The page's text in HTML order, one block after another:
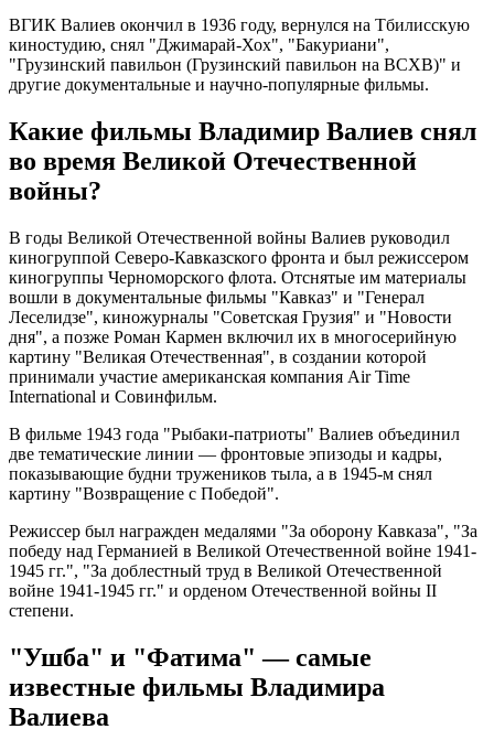
ВГИК Валиев окончил в 1936 году, вернулся на Тбилисскую
киностудию, снял "Джимарай-Хох", "Бакуриани",
"Грузинский павильон (Грузинский павильон на ВСХВ)" и
другие документальные и научно-популярные фильмы.
Какие фильмы Владимир Валиев снял
во время Великой Отечественной
войны?
В годы Великой Отечественной войны Валиев руководил
киногруппой Северо-Кавказского фронта и был режиссером
киногруппы Черноморского флота. Отснятые им материалы
вошли в документальные фильмы "Кавказ" и "Генерал
Леселидзе", киножурналы "Советская Грузия" и "Новости
дня", а позже Роман Кармен включил их в многосерийную
картину "Великая Отечественная", в создании которой
принимали участие американская компания Air Time
International и Совинфильм.
В фильме 1943 года "Рыбаки-патриоты" Валиев объединил
две тематические линии — фронтовые эпизоды и кадры,
показывающие будни тружеников тыла, а в 1945-м снял
картину "Возвращение с Победой".
Режиссер был награжден медалями "За оборону Кавказа", "За
победу над Германией в Великой Отечественной войне 1941-
1945 гг.", "За доблестный труд в Великой Отечественной
войне 1941-1945 гг." и орденом Отечественной войны II
степени.
"Ушба" и "Фатима" — самые
известные фильмы Владимира
Валиева